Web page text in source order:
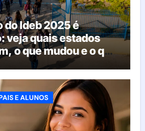
do Ideb 2025 é
veja quais estados
o que mudou e o que
educação brasileira
E ALUNOS